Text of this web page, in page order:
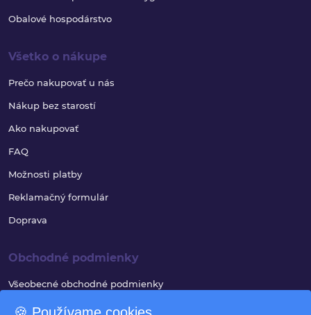
Obalové hospodárstvo
Všetko o nákupe
Prečo nakupovať u nás
Nákup bez starostí
Ako nakupovať
FAQ
Možnosti platby
Reklamačný formulár
Doprava
Obchodné podmienky
Všeobecné obchodné podmienky
Reklamačný poriadok